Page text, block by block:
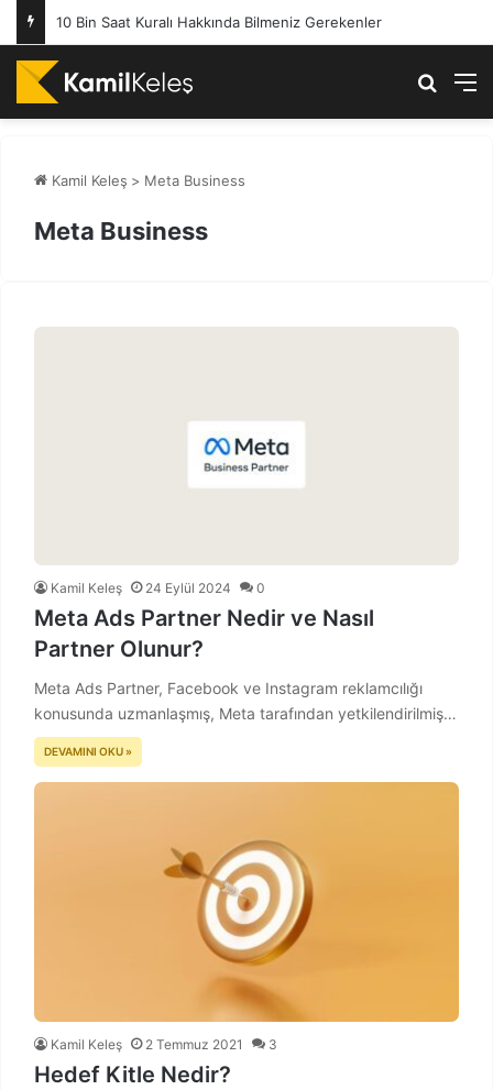
Kamil Keleş > Meta Business
Meta Business
Kamil Keleş 24 Eylül 2024 0
Meta Ads Partner Nedir ve Nasıl
Partner Olunur?
Meta Ads Partner, Facebook ve Instagram reklamcılığı
konusunda uzmanlaşmış, Meta tarafından yetkilendirilmiş…
DEVAMINI OKU »
Kamil Keleş 2 Temmuz 2021 3
Hedef Kitle Nedir?